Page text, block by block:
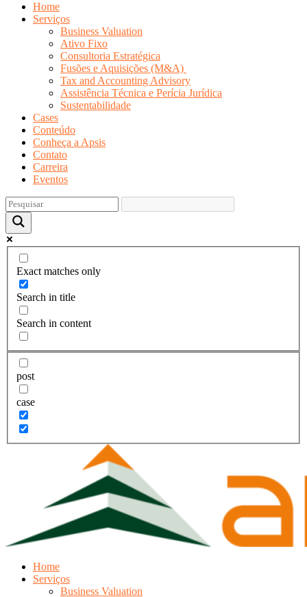
Home
Serviços
Business Valuation
Ativo Fixo
Consultoria Estratégica
Fusões e Aquisições (M&A)
Tax and Accounting Advisory
Assistência Técnica e Perícia Jurídica
Sustentabilidade
Cases
Conteúdo
Conheça a Apsis
Contato
Carreira
Eventos
Exact matches only
Search in title
Search in content
post
case
Home
Serviços
Business Valuation